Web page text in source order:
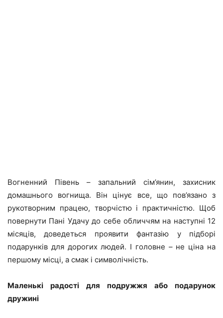
Вогненний Півень – запальний сім’янин, захисник
домашнього вогнища. Він цінує все, що пов’язано з
рукотворним працею, творчістю і практичністю. Щоб
повернути Пані Удачу до себе обличчям на наступні 12
місяців, доведеться проявити фантазію у підборі
подарунків для дорогих людей. І головне – не ціна на
першому місці, а смак і символічність.
Маленькі радості для подружжя або подарунок
дружині